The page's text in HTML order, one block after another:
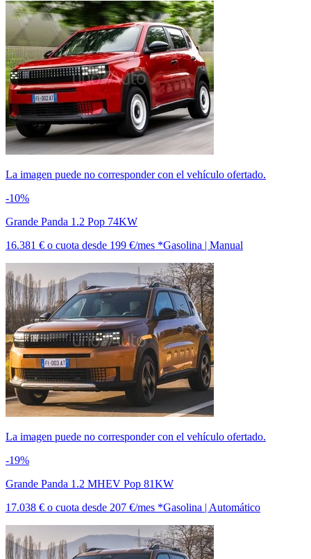
La imagen puede no corresponder con el vehículo ofertado.
-10%
Grande Panda 1.2 Pop 74KW
16.381 € o cuota desde 199 €/mes *Gasolina | Manual
La imagen puede no corresponder con el vehículo ofertado.
-19%
Grande Panda 1.2 MHEV Pop 81KW
17.038 € o cuota desde 207 €/mes *Gasolina | Automático